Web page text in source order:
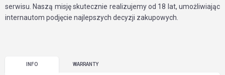
serwisu. Naszą misję skutecznie realizujemy od 18 lat, umożliwiając
internautom podjęcie najlepszych decyzji zakupowych.
INFO WARRANTY